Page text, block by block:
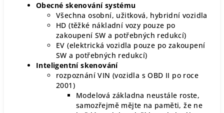
Obecné skenování systému
Všechna osobní, užitková, hybridní vozidla
HD (těžké nákladní vozy pouze po
zakoupení SW a potřebných redukcí)
EV (elektrická vozidla pouze po zakoupení
SW a potřebných redukcí)
Inteligentní skenování
rozpoznání VIN (vozidla s OBD II po roce
2001)
Modelová základna neustále roste,
samozřejmě mějte na paměti, že ne